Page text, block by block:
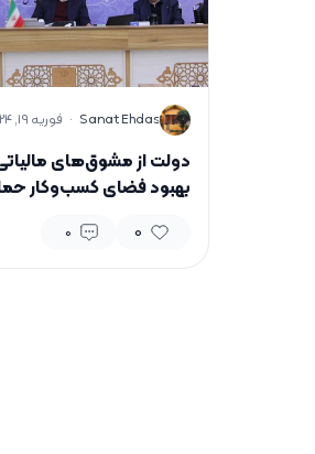
S
Sanat Ehdas
· فوریه 19, 2024
دولت از مشوق‌های
بهبود فضای کسب‌وکار
0
0